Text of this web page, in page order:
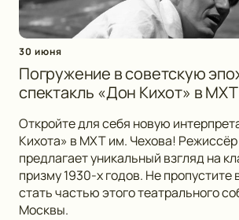
30 июня
Погружение в советскую
спектакль «Дон Кихот» в
Откройте для себя новую
Кихота» в МХТ им. Чехова!
предлагает уникальный взгляд на
призму 1930-х годов. Не пропустите
стать частью этого театрального
Москвы.